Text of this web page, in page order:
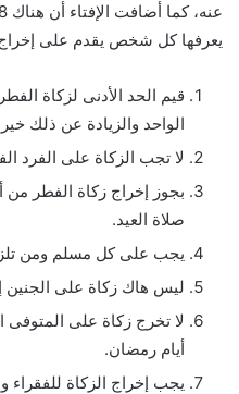
يعرفها كل شخص يقدم على
الواحد والزيادة عن ذلك
لا تجب الزكاة على الفرد
بجوز إخراج زكاة الفطر
صلاة العيد.
يجب على كل مسلم ومن
ليس هاك زكاة على الجنين
لا تخرج زكاة على
أيام رمضان.
يجب إخراج الزكاة للفقراء